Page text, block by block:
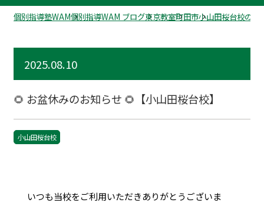
個別指導塾WAM個別指導WAM ブログ東京教室町田市小山田桜台校のス
2025.08.10
🌻 お盆休みのお知らせ 🌻【小山田桜台校】
小山田桜台校
いつも当校をご利用いただきありがとうございま